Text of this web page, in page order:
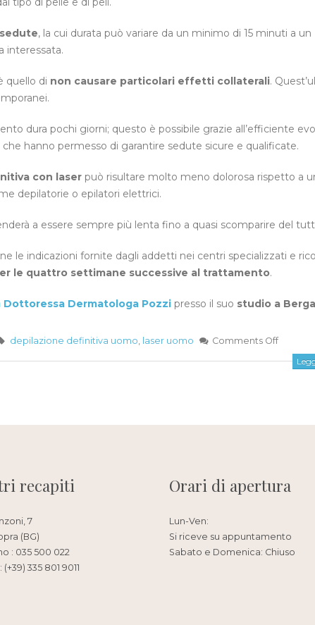
, la cui durata può variare da un minimo di 15 minuti a un
interessata.
quello di non causare particolari effetti collaterali.
dura pochi giorni; questo è possibile grazie all’efficiente
che hanno permesso di garantire sedute sicure e qualificate.
con laser può risultare molto meno dolorosa rispetto a
depilatorie o epilatori elettrici.
a essere sempre più lenta fino a quasi scomparire del
le indicazioni fornite dagli addetti nei centri specializzati e
le quattro settimane successive al trattamento.
Dottoressa Dermatologa Pozzi presso il suo studio a
depilazione definitiva uomo laser uomo
Comments Off
recapiti
7
(BG)
: 035 500 022
335 801 9011
Orari di apertura
Lun-Ven:
Si riceve su appuntamento
Sabato e Domenica: Chiuso